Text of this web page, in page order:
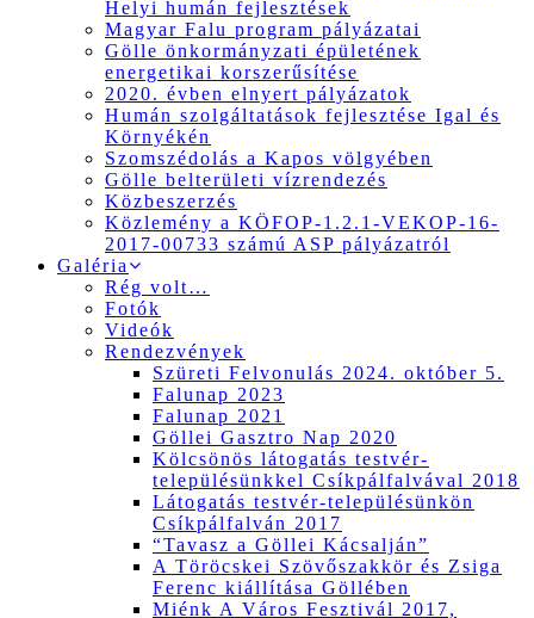
Helyi humán fejlesztések
Magyar Falu program pályázatai
Gölle önkormányzati épületének
energetikai korszerűsítése
2020. évben elnyert pályázatok
Humán szolgáltatások fejlesztése Igal és
Környékén
Szomszédolás a Kapos völgyében
Gölle belterületi vízrendezés
Közbeszerzés
Közlemény a KÖFOP-1.2.1-VEKOP-16-
2017-00733 számú ASP pályázatról
Galéria
Rég volt…
Fotók
Videók
Rendezvények
Szüreti Felvonulás 2024. október 5.
Falunap 2023
Falunap 2021
Göllei Gasztro Nap 2020
Kölcsönös látogatás testvér-
településünkkel Csíkpálfalvával 2018
Látogatás testvér-településünkön
Csíkpálfalván 2017
“Tavasz a Göllei Kácsalján”
A Töröcskei Szövőszakkör és Zsiga
Ferenc kiállítása Göllében
Miénk A Város Fesztivál 2017,